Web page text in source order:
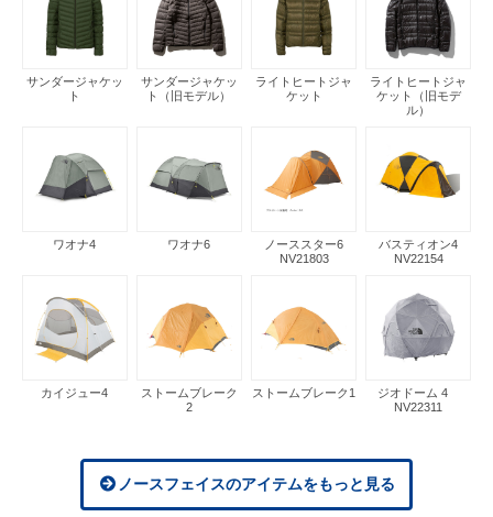
サンダージャケッ
ト
サンダージャケッ
ト（旧モデル）
ライトヒートジャ
ケット
ライトヒートジャ
ケット（旧モデ
ル）
ワオナ4 ワオナ6
ノーススター6
NV21803
バスティオン4
NV22154
カイジュー4
ストームブレーク
2
ストームブレーク1
ジオドーム 4
NV22311
ノースフェイスのアイテムをもっと見る